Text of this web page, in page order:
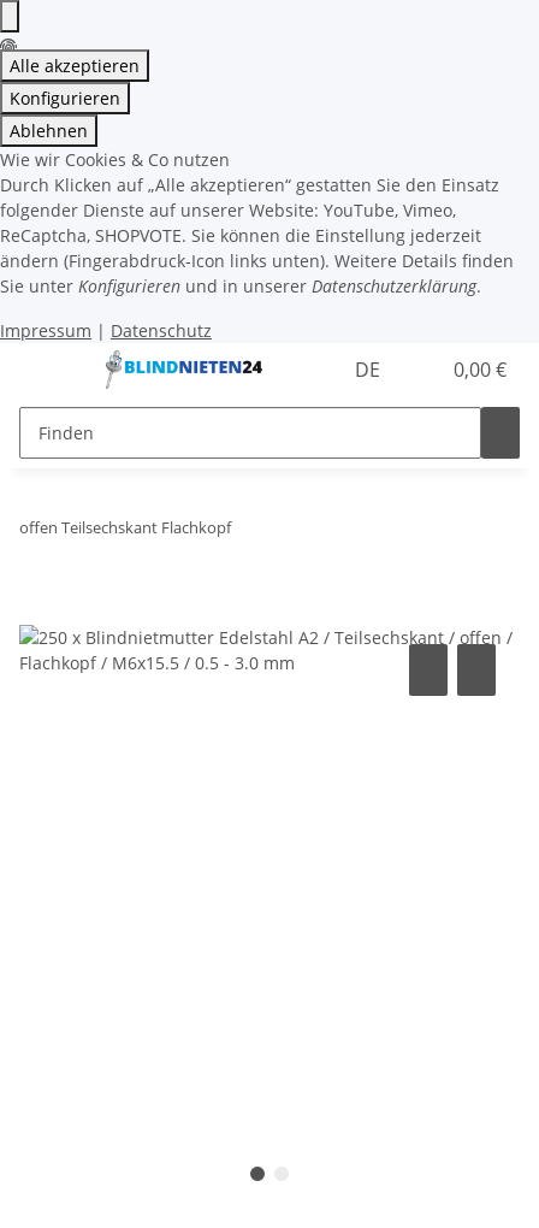
Alle akzeptieren
Konfigurieren
Ablehnen
Wie wir Cookies & Co nutzen
Durch Klicken auf „Alle akzeptieren“ gestatten Sie den Einsatz
folgender Dienste auf unserer Website: YouTube, Vimeo,
ReCaptcha, SHOPVOTE. Sie können die Einstellung jederzeit
ändern (Fingerabdruck-Icon links unten). Weitere Details finden
Sie unter Konfigurieren und in unserer Datenschutzerklärung.
Impressum | Datenschutz
DE 0,00 €
offen Teilsechskant Flachkopf